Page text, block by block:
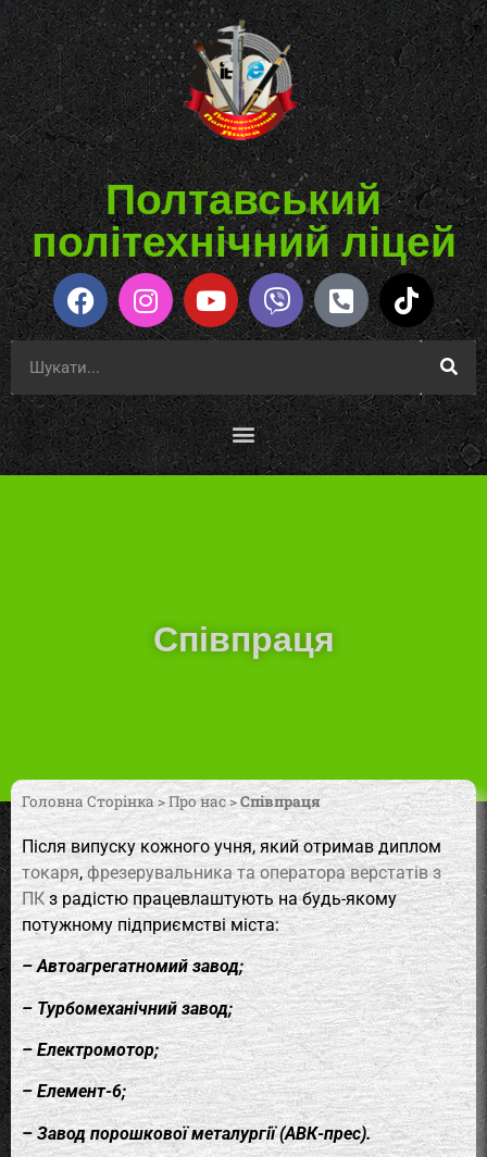
Полтавський
політехнічний ліцей
Співпраця
Головна Сторінка >Про нас>Співпраця
Після випуску кожного учня, який отримав диплом
токаря,фрезерувальника та оператора верстатів з
ПК з радістю працевлаштують на будь-якому
потужному підприємстві міста:
– Автоагрегатномий завод;
– Турбомеханічний завод;
– Електромотор;
– Елемент-6;
– Завод порошкової металургії (АВК-прес).